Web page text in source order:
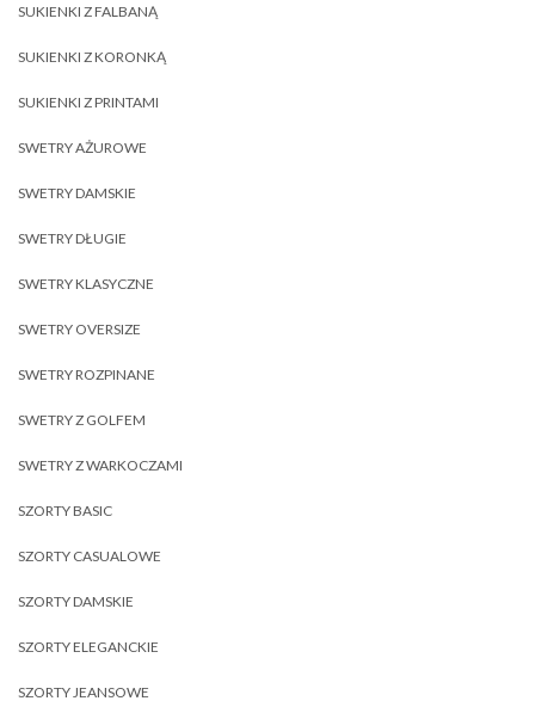
SUKIENKI Z FALBANĄ
SUKIENKI Z KORONKĄ
SUKIENKI Z PRINTAMI
SWETRY AŻUROWE
SWETRY DAMSKIE
SWETRY DŁUGIE
SWETRY KLASYCZNE
SWETRY OVERSIZE
SWETRY ROZPINANE
SWETRY Z GOLFEM
SWETRY Z WARKOCZAMI
SZORTY BASIC
SZORTY CASUALOWE
SZORTY DAMSKIE
SZORTY ELEGANCKIE
SZORTY JEANSOWE